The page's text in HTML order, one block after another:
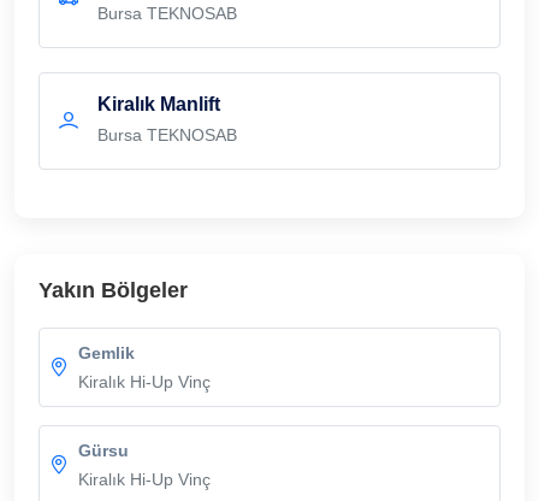
Bursa TEKNOSAB
Kiralık Manlift
Bursa TEKNOSAB
Yakın Bölgeler
Gemlik
Kiralık Hi-Up Vinç
Gürsu
Kiralık Hi-Up Vinç